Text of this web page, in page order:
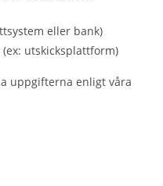
eller bank)
utskicksplattform)
uppgifterna enligt våra